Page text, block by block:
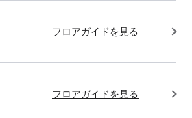
フロアガイドを見る
フロアガイドを見る